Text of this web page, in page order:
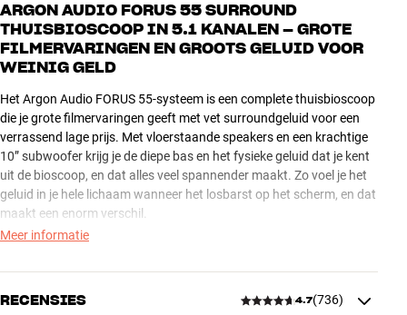
ARGON AUDIO FORUS 55 SURROUND
THUISBIOSCOOP IN 5.1 KANALEN – GROTE
FILMERVARINGEN EN GROOTS GELUID VOOR
WEINIG GELD
Het Argon Audio FORUS 55-systeem is een complete thuisbioscoop
die je grote filmervaringen geeft met vet surroundgeluid voor een
verrassend lage prijs. Met vloerstaande speakers en een krachtige
10” subwoofer krijg je de diepe bas en het fysieke geluid dat je kent
uit de bioscoop, en dat alles veel spannender maakt. Zo voel je het
geluid in je hele lichaam wanneer het losbarst op het scherm, en dat
maakt een enorm verschil.
van achteren, zodat je helemaal in de actie op het scherm wordt
Meer informatie
RECENSIES 4.7(736)